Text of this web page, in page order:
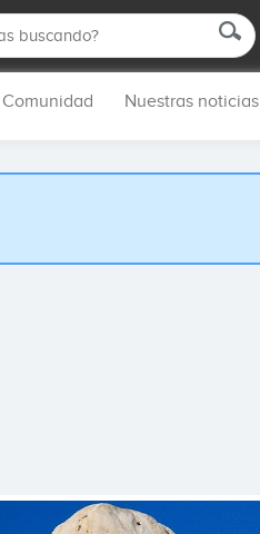
Comunidad Nuestras noticias